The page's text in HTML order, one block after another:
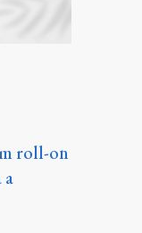
roll-on
a